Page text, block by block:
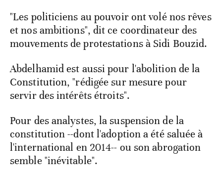
"Les politiciens au pouvoir ont volé nos rêves
et nos ambitions", dit ce coordinateur des
mouvements de protestations à Sidi Bouzid.
Abdelhamid est aussi pour l'abolition de la
Constitution, "rédigée sur mesure pour
servir des intérêts étroits".
Pour des analystes, la suspension de la
constitution --dont l'adoption a été saluée à
l'international en 2014-- ou son abrogation
semble "inévitable".